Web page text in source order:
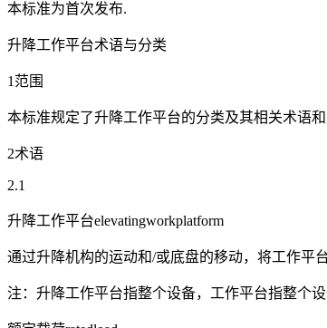
本标准为首次发布.
升降工作平台术语与分类
1范围
本标准规定了升降工作平台的分类及其相关术语
2术语
2.1
升降工作平台elevatingworkplatform
通过升降机构的运动和/或底盘的移动，将工作平
注：升降工作平台指整个设备，工作平台指整个